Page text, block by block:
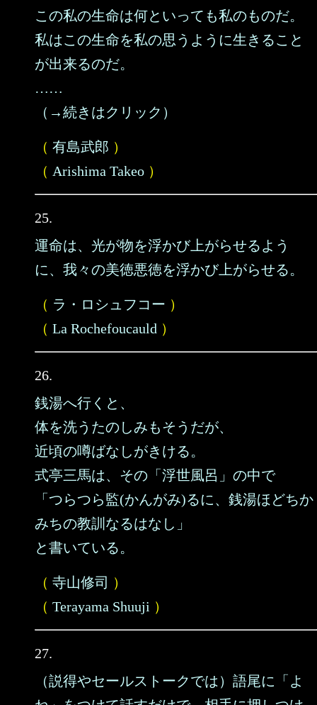
この私の生命は何といっても私のものだ。
私はこの生命を私の思うように生きること
が出来るのだ。
……
（→続きはクリック）
（ 有島武郎 ）
（ Arishima Takeo ）
25.
運命は、光が物を浮かび上がらせるよう
に、我々の美徳悪徳を浮かび上がらせる。
（ ラ・ロシュフコー ）
（ La Rochefoucauld ）
26.
銭湯へ行くと、
体を洗うたのしみもそうだが、
近頃の噂ばなしがきける。
式亭三馬は、その「浮世風呂」の中で
「つらつら監(かんがみ)るに、銭湯ほどちか
みちの教訓なるはなし」
と書いている。
（ 寺山修司 ）
（ Terayama Shuuji ）
27.
（説得やセールストークでは）語尾に「よ